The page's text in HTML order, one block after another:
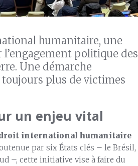
humanitaire, une
politique des
Une démarche
plus de victimes
un enjeu vital
international humanitaire
par six États clés – le Brésil,
–, cette initiative vise à faire du